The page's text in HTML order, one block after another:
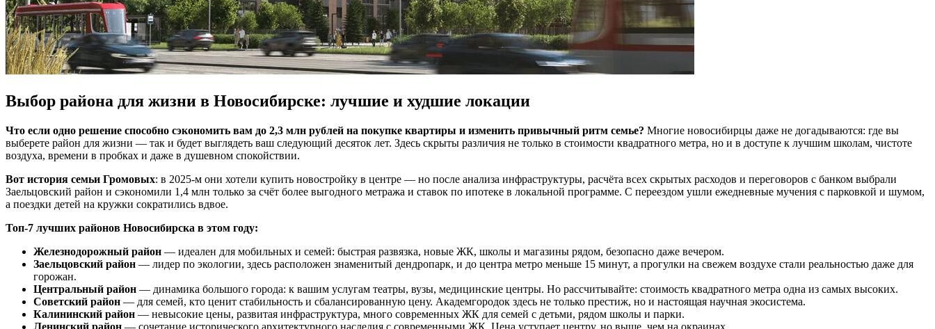
Выбор района для жизни в Новосибирске: лучшие и худшие локации
Что если одно решение способно сэкономить вам до 2,3 млн рублей на покупке квартиры и изменить привычный ритм семье? Многие новосибирцы даже не догадываются: где вы
выберете район для жизни — так и будет выглядеть ваш следующий десяток лет. Здесь скрыты различия не только в стоимости квадратного метра, но и в доступе к лучшим школам, чистоте
воздуха, времени в пробках и даже в душевном спокойствии.
Вот история семьи Громовых: в 2025-м они хотели купить новостройку в центре — но после анализа инфраструктуры, расчёта всех скрытых расходов и переговоров с банком выбрали
Заельцовский район и сэкономили 1,4 млн только за счёт более выгодного метража и ставок по ипотеке в локальной программе. С переездом ушли ежедневные мучения с парковкой и шумом,
а поездки детей на кружки сократились вдвое.
Топ-7 лучших районов Новосибирска в этом году:
Железнодорожный район — идеален для мобильных и семей: быстрая развязка, новые ЖК, школы и магазины рядом, безопасно даже вечером.
Заельцовский район — лидер по экологии, здесь расположен знаменитый дендропарк, и до центра метрo меньше 15 минут, а прогулки на свежем воздухе стали реальностью даже для
горожан.
Центральный район — динамика большого города: к вашим услугам театры, вузы, медицинские центры. Но рассчитывайте: стоимость квадратного метра одна из самых высоких.
Советский район — для семей, кто ценит стабильность и сбалансированную цену. Академгородок здесь не только престиж, но и настоящая научная экосистема.
Калининский район — невысокие цены, развитая инфраструктура, много современных ЖК для семей с детьми, рядом школы и парки.